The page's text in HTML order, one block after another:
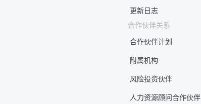
更新日志
合作伙伴关系
合作伙伴计划
附属机构
风险投资伙伴
人力资源顾问合作伙伴